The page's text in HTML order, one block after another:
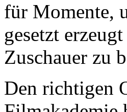
für Momente,
gesetzt
Zuschauer zu
Den richtigen